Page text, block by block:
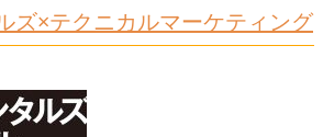
ズ×テクニカルマーケティング